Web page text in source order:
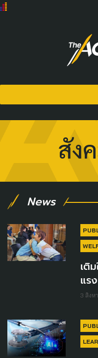
สัง
News
เติ
แรง
3 สิงห